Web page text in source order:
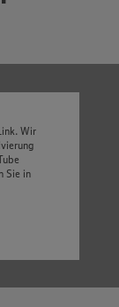
Wir
Sie in